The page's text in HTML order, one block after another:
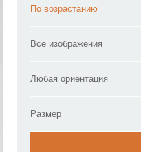
По возрастанию
Все изображения
Любая ориентация
Размер